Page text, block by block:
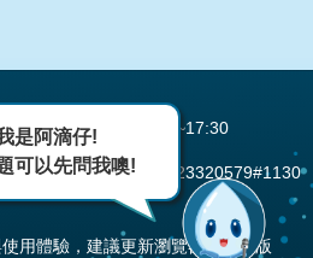
PM13:30~17:30
堤路195號 電話：(04)23320579#1130
用體驗，建議更新瀏覽器至以下版
是阿滴仔!
可以先問我噢!